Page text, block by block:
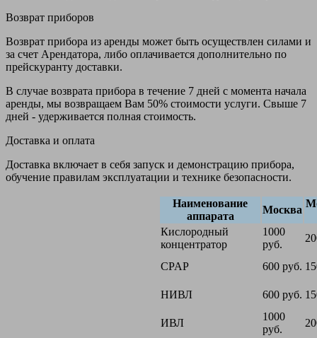
Возврат приборов
Возврат прибора из аренды может быть осуществлен силами и
за счет Арендатора, либо оплачивается дополнительно по
прейскуранту доставки.
В случае возврата прибора в течение 7 дней с момента начала
аренды, мы возвращаем Вам 50% стоимости услуги. Свыше 7
дней - удерживается полная стоимость.
Доставка и оплата
Доставка включает в себя запуск и демонстрацию прибора,
обучение правилам эксплуатации и технике безопасности.
Наименование
аппарата
Москва
Кислородный
концентратор
1000
руб.
CPAP 600 руб.
НИВЛ 600 руб.
ИВЛ
1000
руб.